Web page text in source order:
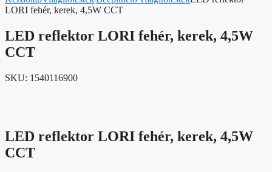
LORI fehér, kerek, 4,5W CCT
LED reflektor LORI fehér, kerek, 4,5W
CCT
SKU: 1540116900
LED reflektor LORI fehér, kerek, 4,5W
CCT